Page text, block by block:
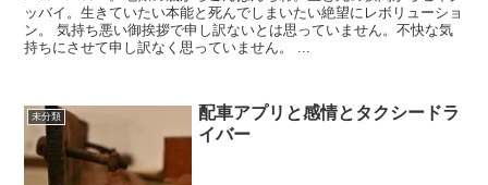
ッバイ。生きていたい本能と死んでしまいたい絶望にレボリューショ
ン。 気持ち悪い御挨拶で申し訳ないとは思っていません。不快な気
持ちにさせて申し訳なく思っていません。 ...
未分類
配車アプリと感情とタクシードラ
イバー